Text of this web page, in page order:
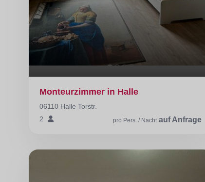
Monteurzimmer in Halle
06110 Halle Torstr.
2
pro Pers. / Nacht auf Anfrage